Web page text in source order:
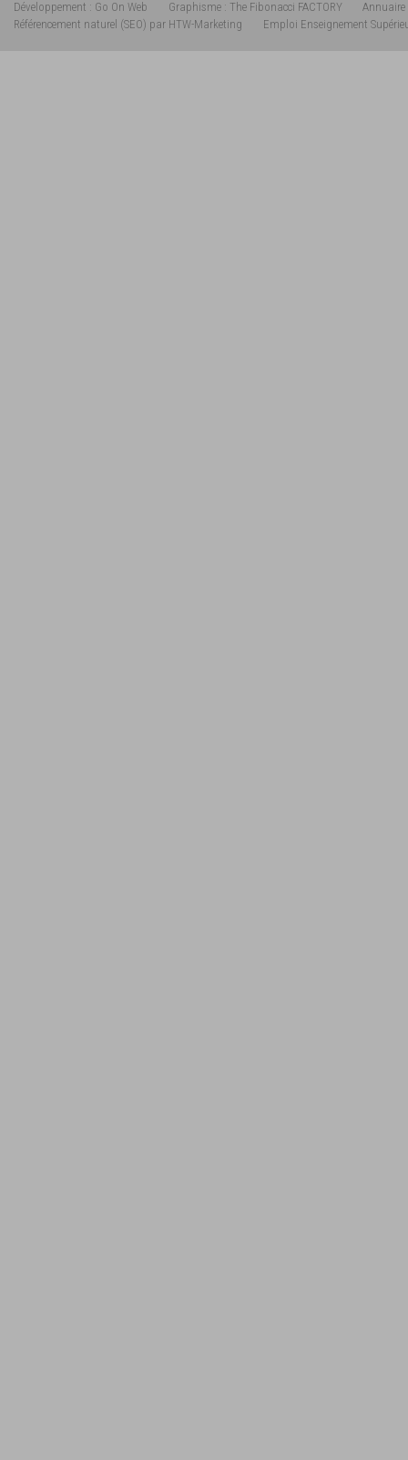
Développement : Go On Web Graphisme : The Fibonacci FACTORY
Annuaire
Référencement naturel (SEO) par HTW-Marketing
Emploi Enseignement